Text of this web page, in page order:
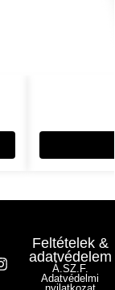
Feltételek &
adatvédelem
Á.SZ.F.
Adatvédelmi